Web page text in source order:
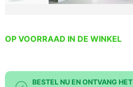
OP VOORRAAD IN DE WINKEL
BESTEL NU EN ONTVANG HET